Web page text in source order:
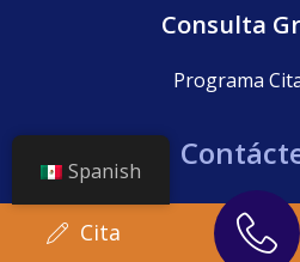
Consulta
Programa
(773) 278-9525:
Cita
Spanish